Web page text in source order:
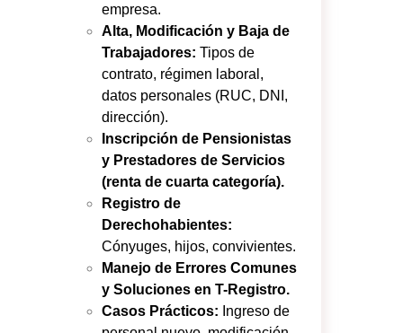
empresa.
Alta, Modificación y Baja de
Trabajadores: Tipos de
contrato, régimen laboral,
datos personales (RUC, DNI,
dirección).
Inscripción de Pensionistas
y Prestadores de Servicios
(renta de cuarta categoría).
Registro de
Derechohabientes:
Cónyuges, hijos, convivientes.
Manejo de Errores Comunes
y Soluciones en T-Registro.
Casos Prácticos: Ingreso de